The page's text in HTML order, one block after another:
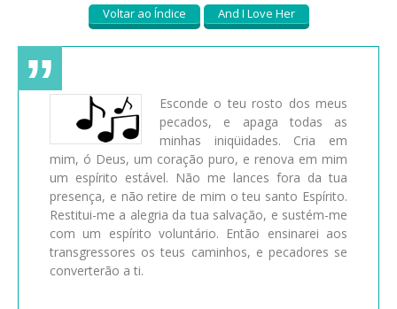
Voltar ao Índice And I Love Her
Esconde o teu rosto dos meus
pecados, e apaga todas as
minhas iniqüidades. Cria em
mim, ó Deus, um coração puro, e renova em mim
um espírito estável. Não me lances fora da tua
presença, e não retire de mim o teu santo Espírito.
Restitui-me a alegria da tua salvação, e sustém-me
com um espírito voluntário. Então ensinarei aos
transgressores os teus caminhos, e pecadores se
converterão a ti.